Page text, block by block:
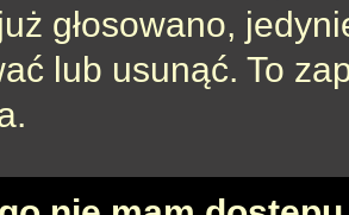
głosowano,
lub usunąć. To